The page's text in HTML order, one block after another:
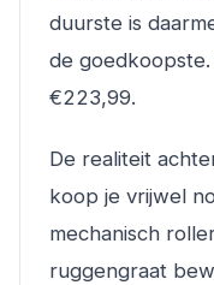
duurste is
de
€223,99.
De realiteit
koop je vrijwel
mechanisch
ruggengraat